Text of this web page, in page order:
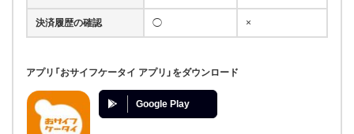
決済履歴の確認 ◯ ×
アプリ「おサイフケータイ アプリ」をダウンロード
Google Play